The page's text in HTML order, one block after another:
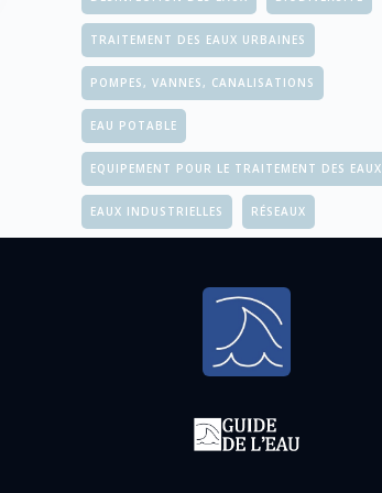
TRAITEMENT DES EAUX URBAINES
POMPES, VANNES, CANALISATIONS
EAU POTABLE
EQUIPEMENT POUR LE TRAITEMENT DES EAUX
EAUX INDUSTRIELLES RÉSEAUX